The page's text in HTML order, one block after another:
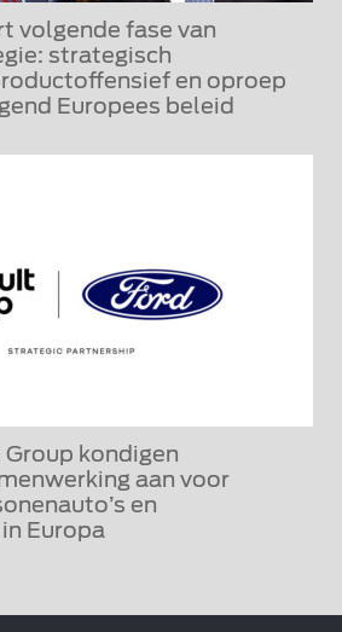
volgende fase van
strategisch
en oproep
Europees beleid
Group kondigen
aan voor
en
Europa